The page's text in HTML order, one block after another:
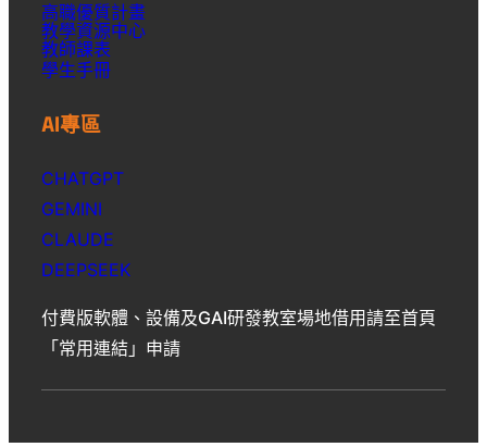
高職優質計畫
教學資源中心
教師課表
學生手冊
AI專區
CHATGPT
GEMINI
CLAUDE
DEEPSEEK
付費版軟體、設備及GAI研發教室場地借用請至首頁
「常用連結」申請